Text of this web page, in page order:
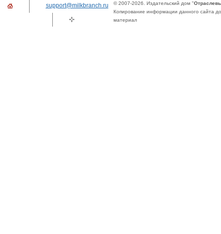
support@milkbranch.ru © 2007-2026. Издательский дом "
Копирование информации данного сайта
материал